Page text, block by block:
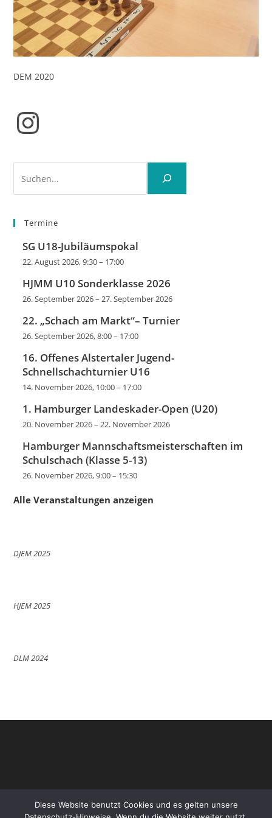
DEM 2020
Instagram
Termine
SG U18-Jubiläumspokal
22. August 2026, 9:30– 17:00
HJMM U10 Sonderklasse 2026
26. September 2026– 27. September 2026
22. „Schach am Markt“– Turnier
26. September 2026, 8:00– 17:00
16. Offenes Alstertaler Jugend-
Schnellschachturnier U16
14. November 2026, 10:00– 17:00
1. Hamburger Landeskader-Open (U20)
20. November 2026– 22. November 2026
Hamburger Mannschaftsmeisterschaften im
Schulschach (Klasse 5-13)
26. November 2026, 9:00– 15:30
Alle Veranstaltungen anzeigen
DJEM 2025
HJEM 2025
DLM 2024
Diese Website benutzt Cookies und es gelten unsere